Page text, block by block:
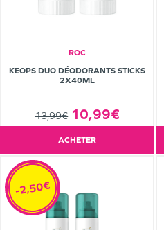
ROC
KEOPS DUO DÉODORANTS STICKS
2X40ML
13,99€ 10,99€
ACHETER
-2,50€